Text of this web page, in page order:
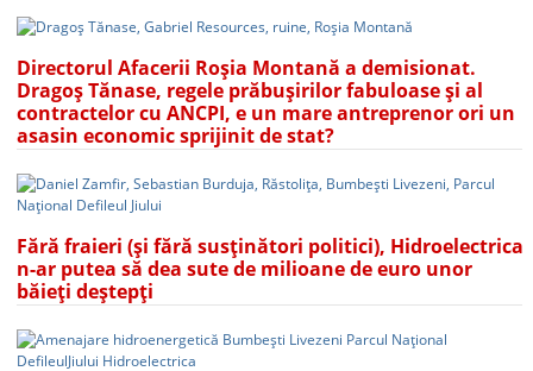
Directorul Afacerii Roșia Montană a demisionat.
Dragoș Tănase, regele prăbușirilor fabuloase și al
contractelor cu ANCPI, e un mare antreprenor ori un
asasin economic sprijinit de stat?
Fără fraieri (și fără susținători politici), Hidroelectrica
n-ar putea să dea sute de milioane de euro unor
băieți deștepți